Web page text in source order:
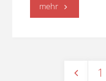
mehr"3.
1